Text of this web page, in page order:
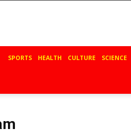
SPORTS HEALTH CULTURE SCIENCE